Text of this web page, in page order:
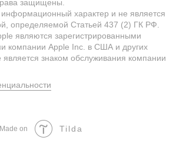
Made on Tilda